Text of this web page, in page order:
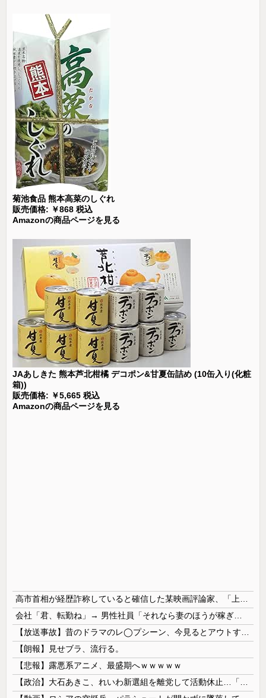
菊池食品 熊本高菜のしぐれ
販売価格: ￥868 税込
Amazonの商品ページを見る
JAあしきた 熊本芦北柑橘 デコポン&甘夏缶詰め (10缶入り(化粧
箱))
販売価格: ￥5,665 税込
Amazonの商品ページを見る
高市首相が経歴詐称していると確信した某映画評論家、「上級公務員試験に合格とは書いてないんですが…」とツッコミを受けまくり……
会社「君、転勤ね」→ 男性社員「それなら妻のほうが稼ぎいいんで辞めます」⇒ 結果・・・
【放送事故】昔のドラマのレ◯プシーン、今見るとアウトすぎる・・・
【朗報】見せブラ、流行る。
【悲報】露悪系アニメ、最盛期へｗｗｗｗｗ
【政治】大石あきこ、れいわ新選組を離党して活動休止…「スジは通します」とは何だったのか